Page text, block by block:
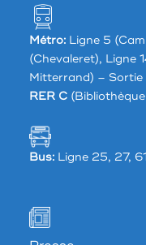
Métro:Ligne 5
(Chevaleret), Ligne
Mitterrand) – Sortie
RER C
Bus:Ligne 25, 27,